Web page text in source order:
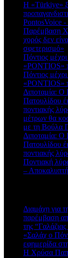
Η «Türkiye»
PontosVoice
Παρέμβαση
χορός δεν
σφετερισμό»
Πόντιος
«PONTIOS»
Πόντιος
«PONTIOS»
Διποταμία: Ο
Πατουλίδου
ποντιακής
μέτρων θα
με τη Βούλα
Διποταμία: Ο
Πατουλίδου
ποντιακής
Ποντιακή
–
Διαμάχη για
παρέμβαση
της
«Σαλάχ ο
εφημερίδα
Η Χρύσα